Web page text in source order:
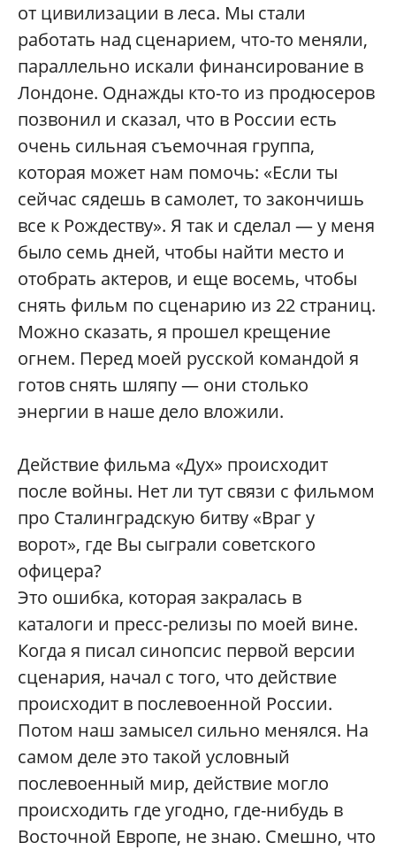
от цивилизации в леса. Мы стали
работать над сценарием, что-то меняли,
параллельно искали финансирование в
Лондоне. Однажды кто-то из продюсеров
позвонил и сказал, что в России есть
очень сильная съемочная группа,
которая может нам помочь: «Если ты
сейчас сядешь в самолет, то закончишь
все к Рождеству». Я так и сделал — у меня
было семь дней, чтобы найти место и
отобрать актеров, и еще восемь, чтобы
снять фильм по сценарию из 22 страниц.
Можно сказать, я прошел крещение
огнем. Перед моей русской командой я
готов снять шляпу — они столько
энергии в наше дело вложили.
Действие фильма «Дух» происходит
после войны. Нет ли тут связи с фильмом
про Сталинградскую битву «Враг у
ворот», где Вы сыграли советского
офицера?
Это ошибка, которая закралась в
каталоги и пресс-релизы по моей вине.
Когда я писал синопсис первой версии
сценария, начал с того, что действие
происходит в послевоенной России.
Потом наш замысел сильно менялся. На
самом деле это такой условный
послевоенный мир, действие могло
происходить где угодно, где-нибудь в
Восточной Европе, не знаю. Смешно, что